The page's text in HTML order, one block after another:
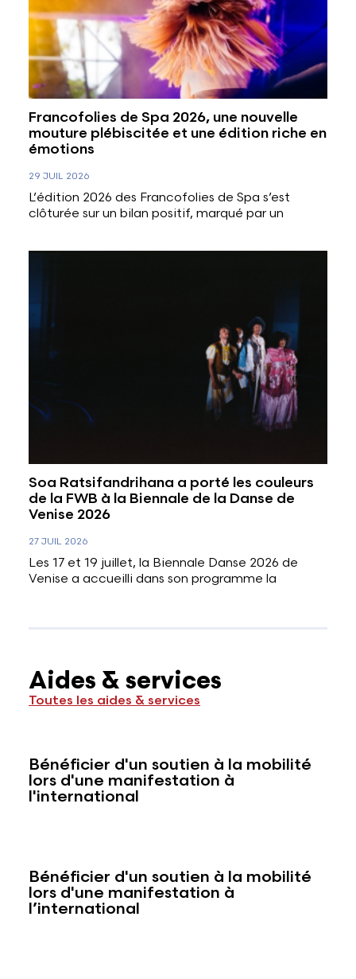
Francofolies de Spa 2026, une nouvelle
mouture plébiscitée et une édition riche en
émotions
29 JUIL 2026
L’édition 2026 des Francofolies de Spa s’est
clôturée sur un bilan positif, marqué par un
Soa Ratsifandrihana a porté les couleurs
de la FWB à la Biennale de la Danse de
Venise 2026
27 JUIL 2026
Les 17 et 19 juillet, la Biennale Danse 2026 de
Venise a accueilli dans son programme la
Aides & services
Toutes les aides & services
Bénéficier d'un soutien à la mobilité
lors d'une manifestation à
l'international
Bénéficier d'un soutien à la mobilité
lors d'une manifestation à
l’international